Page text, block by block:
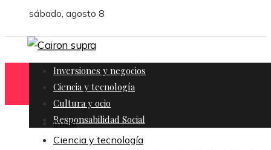
sábado, agosto 8
Inversiones y negocios
Ciencia y tecnología
Cultura y ocio
Responsabilidad Social
Inicio
Ciencia y tecnología